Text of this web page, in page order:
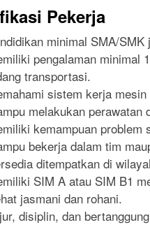
Pekerja
minimal SMA/
pengalaman minimal
transportasi.
sistem kerja
melakukan perawatan
kemampuan problem
bekerja dalam tim
ditempatkan di
SIM A atau SIM B1
jasmani dan rohani.
disiplin, dan